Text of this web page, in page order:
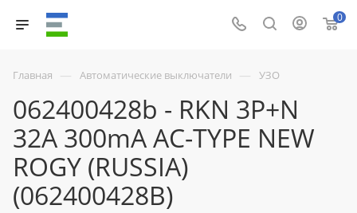
0
Главная — Автоматические выключатели — УЗО
062400428b - RKN 3P+N
32A 300mA AC-TYPE NEW
ROGY (RUSSIA)
(062400428B)